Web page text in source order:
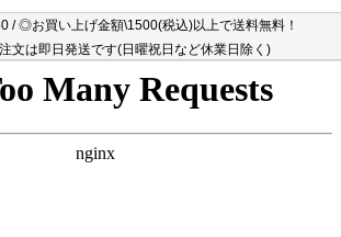
/ ◎お買い上げ金額\1500(税込)以上で送料無料！
文は即日発送です(日曜祝日など休業日除く)